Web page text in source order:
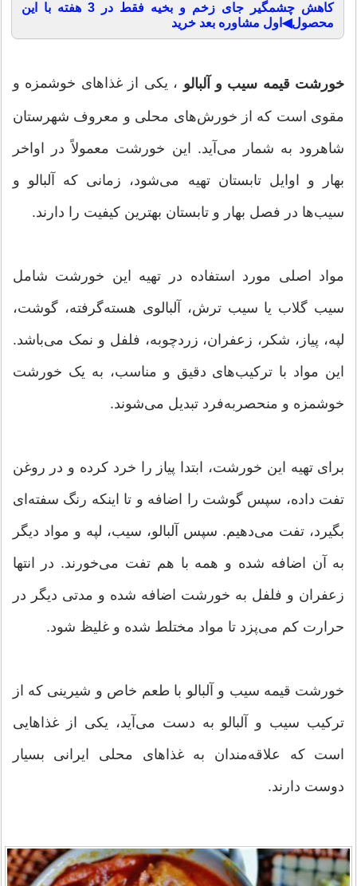
کاهش چشمگیر جای زخم و بخیه فقط در 3 هفته با این
محصول◀اول مشاوره بعد خرید
خورشت قیمه سیب و آلبالو ، یکی از غذاهای خوشمزه و
مقوی است که از خورش‌های محلی و معروف شهرستان
شاهرود به شمار می‌آید. این خورشت معمولاً در اواخر
بهار و اوایل تابستان تهیه می‌شود، زمانی که آلبالو و
سیب‌ها در فصل بهار و تابستان بهترین کیفیت را دارند.
مواد اصلی مورد استفاده در تهیه این خورشت شامل
سیب گلاب یا سیب ترش، آلبالوی هسته‌گرفته، گوشت،
لپه، پیاز، شکر، زعفران، زردچوبه، فلفل و نمک می‌باشد.
این مواد با ترکیب‌های دقیق و مناسب، به یک خورشت
خوشمزه و منحصربه‌فرد تبدیل می‌شوند.
برای تهیه این خورشت، ابتدا پیاز را خرد کرده و در روغن
تفت داده، سپس گوشت را اضافه و تا اینکه رنگ سفته‌ای
بگیرد، تفت می‌دهیم. سپس آلبالو، سیب، لپه و مواد دیگر
به آن اضافه شده و همه با هم تفت می‌خورند. در انتها
زعفران و فلفل به خورشت اضافه شده و مدتی دیگر در
حرارت کم می‌پزد تا مواد مختلط شده و غلیظ شود.
خورشت قیمه سیب و آلبالو با طعم خاص و شیرینی که از
ترکیب سیب و آلبالو به دست می‌آید، یکی از غذاهایی
است که علاقه‌مندان به غذاهای محلی ایرانی بسیار
دوست دارند.